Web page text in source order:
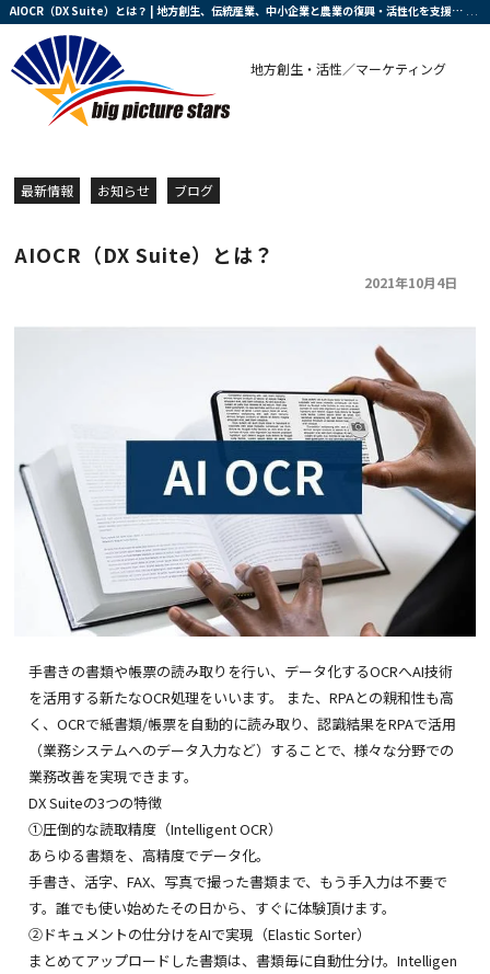
AIOCR（DX Suite）とは？ | 地方創生、伝統産業、中小企業と農業の復興・活性化を支援する会社です
地方創生・活性／マーケティング
最新情報 お知らせ ブログ
AIOCR（DX Suite）とは？
2021年10月4日
手書きの書類や帳票の読み取りを行い、データ化するOCRへAI技術
を活用する新たなOCR処理をいいます。 また、RPAとの親和性も高
く、OCRで紙書類/帳票を自動的に読み取り、認識結果をRPAで活用
（業務システムへのデータ入力など）することで、様々な分野での
業務改善を実現できます。
DX Suiteの3つの特徴
①圧倒的な読取精度（Intelligent OCR）
あらゆる書類を、高精度でデータ化。
手書き、活字、FAX、写真で撮った書類まで、もう手入力は不要で
す。誰でも使い始めたその日から、すぐに体験頂けます。
②ドキュメントの仕分けをAIで実現（Elastic Sorter）
まとめてアップロードした書類は、書類毎に自動仕分け。Intelligen